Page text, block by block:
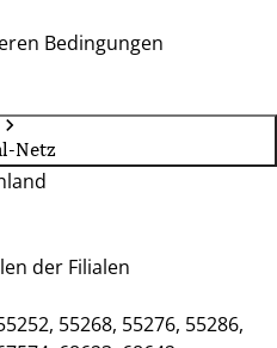
Bedingungen
Netz
der Filialen
55268, 55276, 55286,